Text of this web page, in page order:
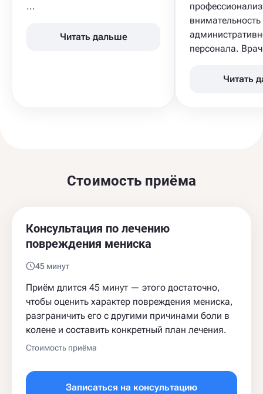
...
Читать дальше
внимательность
персонала.
Читать
Стоимость приёма
Консультация по лечению
повреждения мениска
45 минут
Приём длится 45 минут — этого достаточно,
чтобы оценить характер повреждения мениска,
разграничить его с другими причинами боли в
колене и составить конкретный план лечения.
Стоимость приёма
Записаться на консультацию